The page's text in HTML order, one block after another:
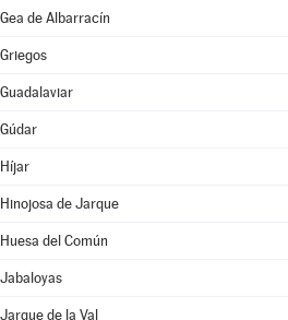
Gea de Albarracín
Griegos
Guadalaviar
Gúdar
Híjar
Hinojosa de Jarque
Huesa del Común
Jabaloyas
Jarque de la Val